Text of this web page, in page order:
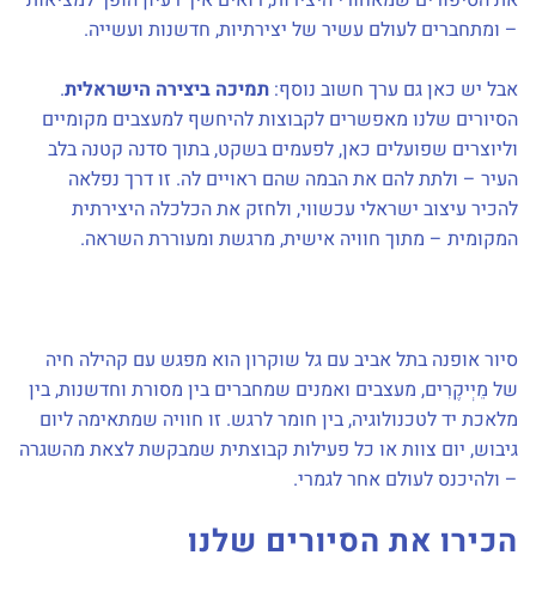
– ומתחברים לעולם עשיר של יצירתיות, חדשנות ועשייה.
אבל יש כאן גם ערך חשוב נוסף: תמיכה ביצירה הישראלית.
הסיורים שלנו מאפשרים לקבוצות להיחשף למעצבים מקומיים
וליוצרים שפועלים כאן, לפעמים בשקט, בתוך סדנה קטנה בלב
העיר – ולתת להם את הבמה שהם ראויים לה. זו דרך נפלאה
להכיר עיצוב ישראלי עכשווי, ולחזק את הכלכלה היצירתית
המקומית – מתוך חוויה אישית, מרגשת ומעוררת השראה.
סיור אופנה בתל אביב עם גל שוקרון הוא מפגש עם קהילה חיה
של מֵיְיקֶרִים, מעצבים ואמנים שמחברים בין מסורת וחדשנות, בין
מלאכת יד לטכנולוגיה, בין חומר לרגש. זו חוויה שמתאימה ליום
גיבוש, יום צוות או כל פעילות קבוצתית שמבקשת לצאת מהשגרה
– ולהיכנס לעולם אחר לגמרי.
הכירו את הסיורים שלנו